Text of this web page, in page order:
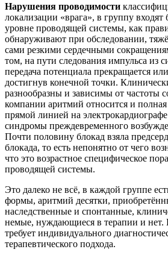
Нарушения проводимости
локализации «врага», в группу
уровне проводящей системы, как
обнаруживают при обследовании,
сами резкими сердечными
том, на пути следования импульса из
передача потенциала прекращается
достигнув конечной точки.
разнообразны и зависимы от частоты
компании аритмий относится и полная
прямой линией на
синдромы преждевременного
Почти половину блокад взяла
блокада, то есть непонятно от чего
что это возрастное специфическое
проводящей системы.
Это далеко не всё, в каждой группе
формы, аритмий десятки,
наследственные и спонтанные,
немые, нуждающиеся в терапии и нет.
требует индивидуального
терапевтического подхода.